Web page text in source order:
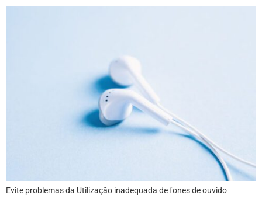
Evite problemas da Utilização inadequada de fones de ouvido